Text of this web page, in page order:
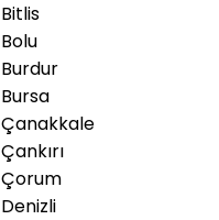
Bitlis
Bolu
Burdur
Bursa
Çanakkale
Çankırı
Çorum
Denizli